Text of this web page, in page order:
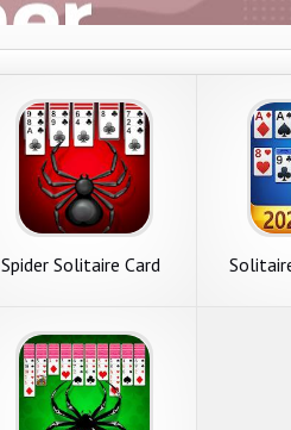
Spider Solitaire Card